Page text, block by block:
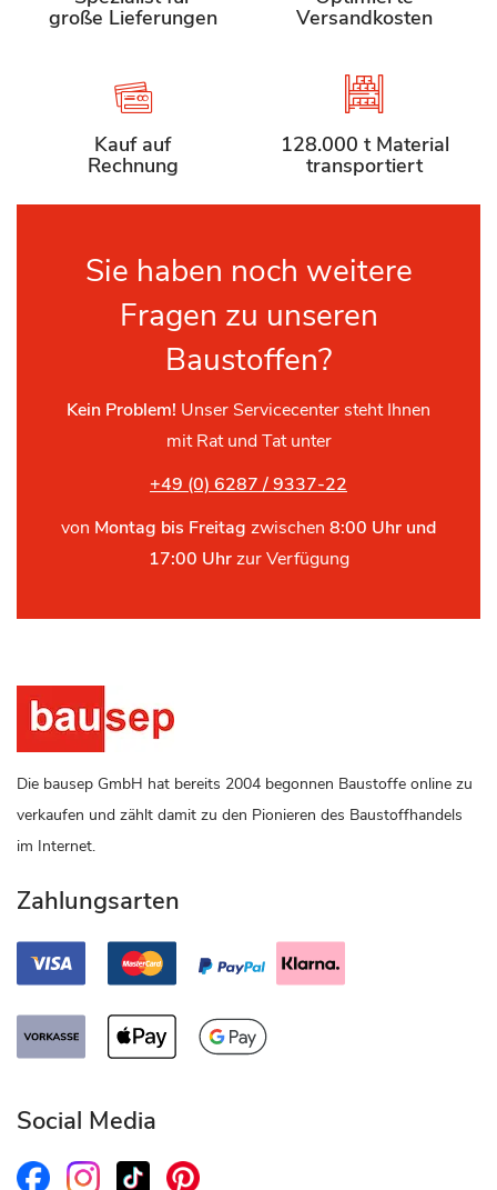
große Lieferungen Versandkosten
Kauf auf
Rechnung
128.000 t Material
transportiert
Sie haben noch weitere
Fragen zu unseren
Baustoffen?
Kein Problem! Unser Servicecenter steht Ihnen
mit Rat und Tat unter
+49 (0) 6287 / 9337-22
von Montag bis Freitag zwischen 8:00 Uhr und
17:00 Uhrzur Verfügung
Die bausep GmbH hat bereits 2004 begonnen Baustoffe online zu
verkaufen und zählt damit zu den Pionieren des Baustoffhandels
im Internet.
Zahlungsarten
Social Media